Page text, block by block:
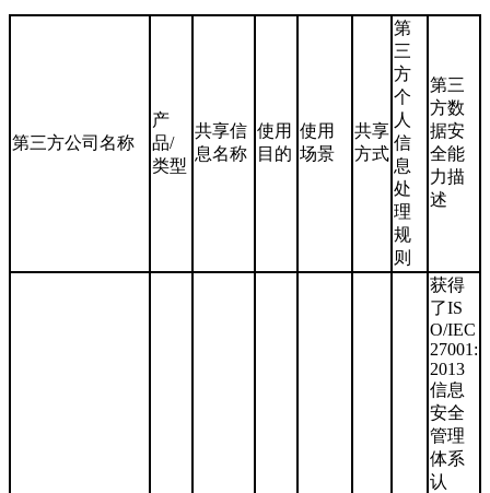
第三方公司名称
产
品/
类型
共享信
息名称
使用
目的
使用
场景
共享
方式
第
三
方
个
人
信
息
处
理
规
则
第三
方数
据安
全能
力描
述
获得
了IS
O/IEC
27001:
2013
信息
安全
管理
体系
认